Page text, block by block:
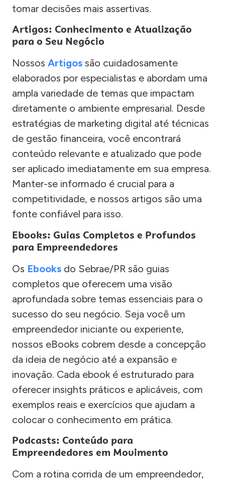
tomar decisões mais assertivas.
Artigos: Conhecimento e Atualização
para o Seu Negócio
Nossos Artigos são cuidadosamente
elaborados por especialistas e abordam uma
ampla variedade de temas que impactam
diretamente o ambiente empresarial. Desde
estratégias de marketing digital até técnicas
de gestão financeira, você encontrará
conteúdo relevante e atualizado que pode
ser aplicado imediatamente em sua empresa.
Manter-se informado é crucial para a
competitividade, e nossos artigos são uma
fonte confiável para isso.
Ebooks: Guias Completos e Profundos
para Empreendedores
Os Ebooks do Sebrae/PR são guias
completos que oferecem uma visão
aprofundada sobre temas essenciais para o
sucesso do seu negócio. Seja você um
empreendedor iniciante ou experiente,
nossos eBooks cobrem desde a concepção
da ideia de negócio até a expansão e
inovação. Cada ebook é estruturado para
oferecer insights práticos e aplicáveis, com
exemplos reais e exercícios que ajudam a
colocar o conhecimento em prática.
Podcasts: Conteúdo para
Empreendedores em Movimento
Com a rotina corrida de um empreendedor,